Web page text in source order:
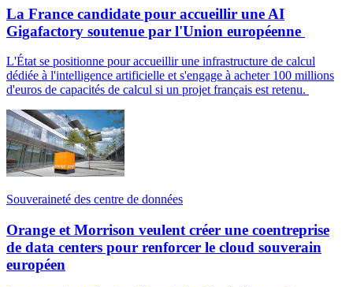
La France candidate pour accueillir une AI
Gigafactory soutenue par l'Union européenne
L'État se positionne pour accueillir une infrastructure de calcul
dédiée à l'intelligence artificielle et s'engage à acheter 100 millions
d'euros de capacités de calcul si un projet français est retenu.
Souveraineté des centre de données
Orange et Morrison veulent créer une coentreprise
de data centers pour renforcer le cloud souverain
européen